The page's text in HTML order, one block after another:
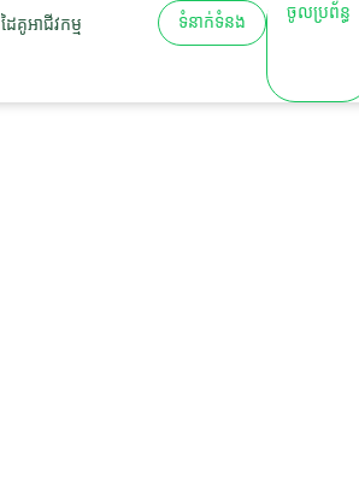
ដៃគូអាជីវកម្ម ទំនាក់ទំនង ចូលប្រព័ន្ធ